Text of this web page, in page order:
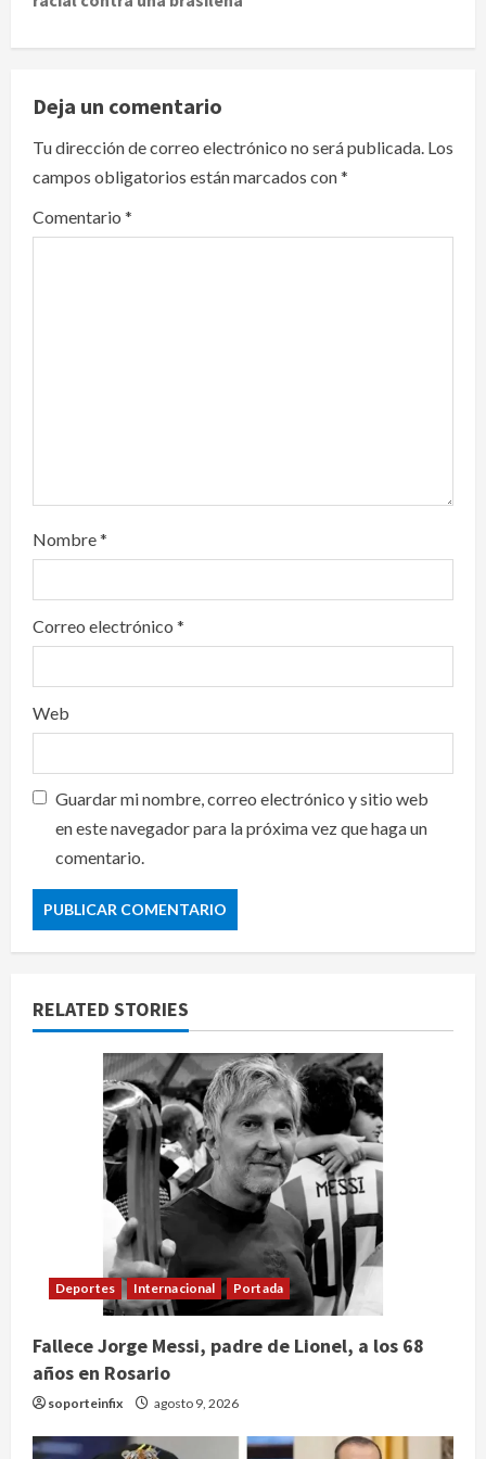
n
a
v
i
g
a
Deja un comentario
Tu dirección de correo electrónico no será publicada. Los
campos obligatorios están marcados con*
Comentario *
Nombre*
Correo electrónico *
Web
Guardar mi nombre, correo electrónico y sitio web
en este navegador para la próxima vez que haga un
comentario.
RELATED STORIES
Deportes Internacional Portada
Fallece Jorge Messi, padre de Lionel, a los 68
años en Rosario
soporteinfix agosto 9, 2026